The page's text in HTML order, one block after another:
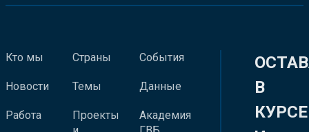
Кто мы
Новости
Работа
Страны
Темы
Проекты
События
Данные
Академия
В
КУРСЕ